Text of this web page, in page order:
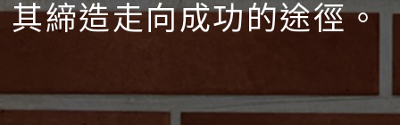
其締造走向成功的途徑。